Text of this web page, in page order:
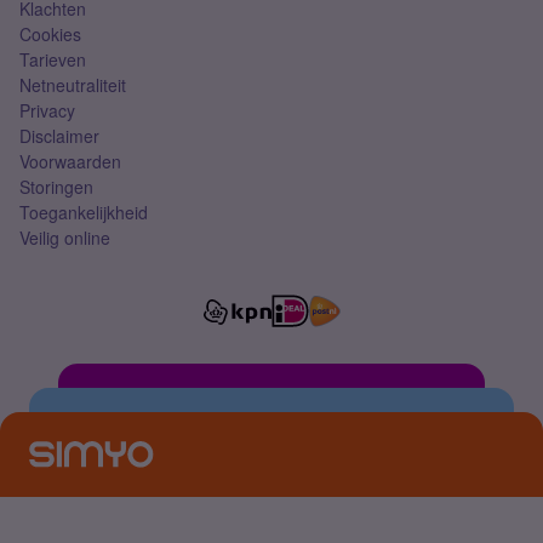
Klachten
Cookies
Tarieven
Netneutraliteit
Privacy
Disclaimer
Voorwaarden
Storingen
Toegankelijkheid
Veilig online